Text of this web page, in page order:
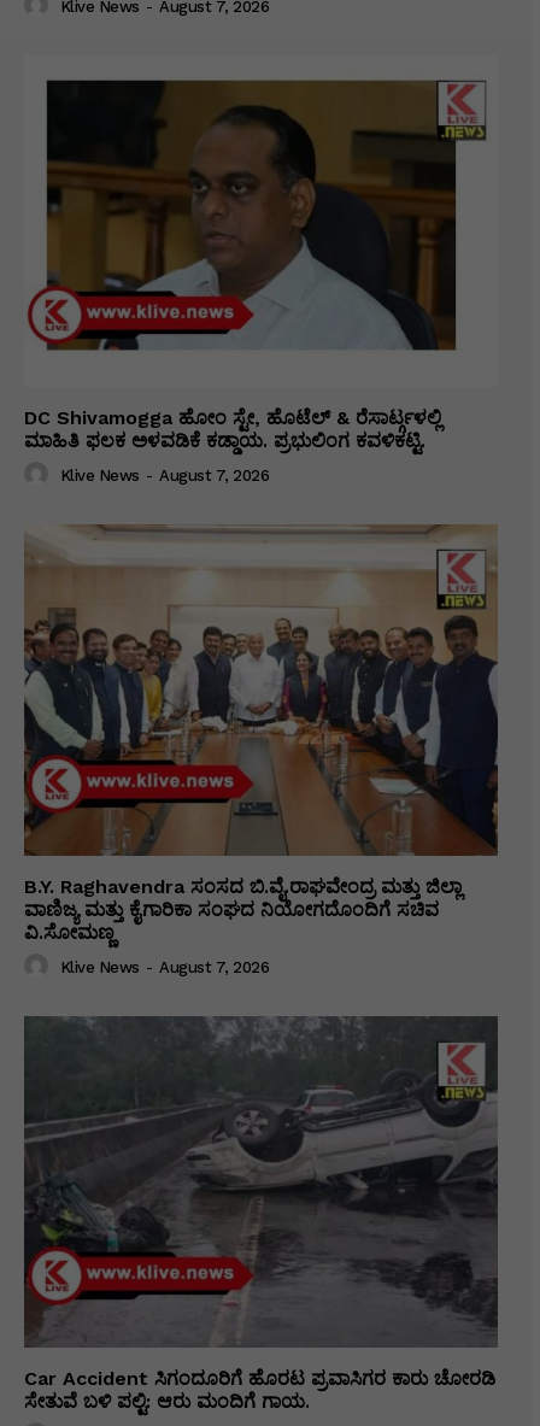
Klive News - August 7, 2026
DC Shivamogga ಹೋಂ ಸ್ಟೇ, ಹೊಟೆಲ್ & ರೆಸಾರ್ಟ್ಗಳಲ್ಲಿ
ಮಾಹಿತಿ ಫಲಕ ಅಳವಡಿಕೆ ಕಡ್ಡಾಯ. ಪ್ರಭುಲಿಂಗ ಕವಳಿಕಟ್ಟಿ.
Klive News - August 7, 2026
B.Y. Raghavendra ಸಂಸದ ಬಿ.ವೈ.ರಾಘವೇಂದ್ರ ಮತ್ತು ಜಿಲ್ಲಾ
ವಾಣಿಜ್ಯ ಮತ್ತು ಕೈಗಾರಿಕಾ ಸಂಘದ ನಿಯೋಗದೊಂದಿಗೆ ಸಚಿವ
ವಿ‌.ಸೋಮಣ್ಣ
Klive News - August 7, 2026
Car Accident ಸಿಗಂದೂರಿಗೆ ಹೊರಟ ಪ್ರವಾಸಿಗರ ಕಾರು ಚೋರಡಿ
ಸೇತುವೆ ಬಳಿ ಪಲ್ಟಿ: ಆರು ಮಂದಿಗೆ ಗಾಯ.